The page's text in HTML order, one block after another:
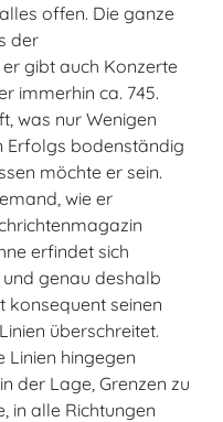
offen. Die ganze
der
gibt auch Konzerte
immerhin ca. 745.
was nur Wenigen
Erfolgs bodenständig
möchte er sein.
wie er
erfindet sich
genau deshalb
konsequent seinen
überschreitet.
Linien hingegen
der Lage, Grenzen zu
in alle Richtungen